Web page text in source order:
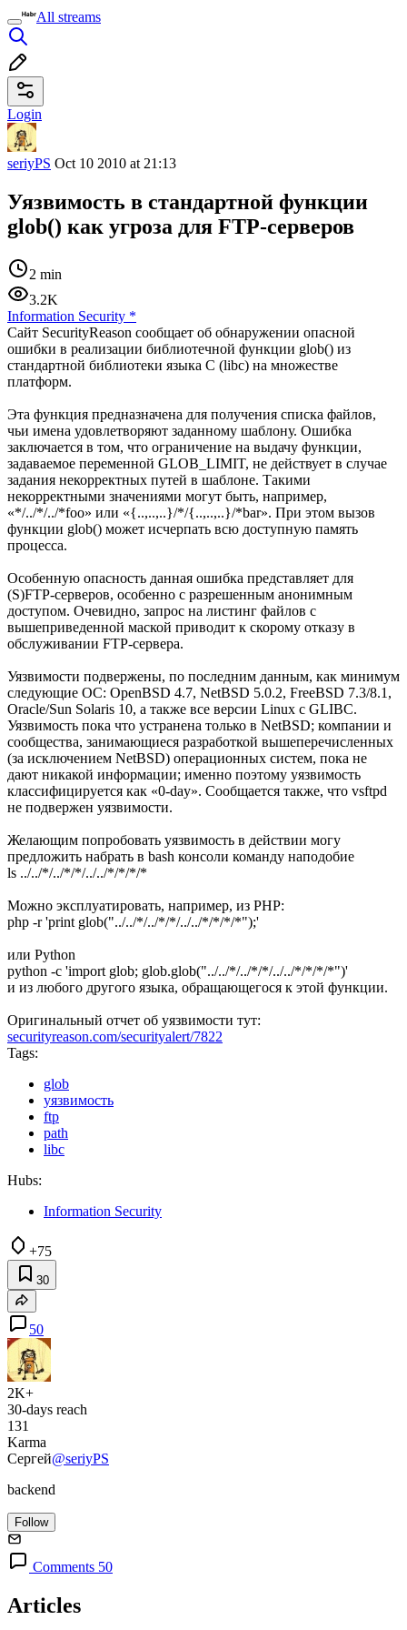
All streams
Login
seriyPS Oct 10 2010 at 21:13
Уязвимость в стандартной функции
glob() как угроза для FTP-серверов
2 min
3.2K
Information Security *
Сайт SecurityReason сообщает об обнаружении опасной
ошибки в реализации библиотечной функции glob() из
стандартной библиотеки языка C (libc) на множестве
платформ.
Эта функция предназначена для получения списка файлов,
чьи имена удовлетворяют заданному шаблону. Ошибка
заключается в том, что ограничение на выдачу функции,
задаваемое переменной GLOB_LIMIT, не действует в случае
задания некорректных путей в шаблоне. Такими
некорректными значениями могут быть, например,
«*/../*/../*foo» или «{..,..,..}/*/{..,..,..}/*bar». При этом вызов
функции glob() может исчерпать всю доступную память
процесса.
Особенную опасность данная ошибка представляет для
(S)FTP-серверов, особенно с разрешенным анонимным
доступом. Очевидно, запрос на листинг файлов с
вышеприведенной маской приводит к скорому отказу в
обслуживании FTP-сервера.
Уязвимости подвержены, по последним данным, как минимум
следующие ОС: OpenBSD 4.7, NetBSD 5.0.2, FreeBSD 7.3/8.1,
Oracle/Sun Solaris 10, а также все версии Linux с GLIBC.
Уязвимость пока что устранена только в NetBSD; компании и
сообщества, занимающиеся разработкой вышеперечисленных
(за исключением NetBSD) операционных систем, пока не
дают никакой информации; именно поэтому уязвимость
классифицируется как «0-day». Сообщается также, что vsftpd
не подвержен уязвимости.
Желающим попробовать уязвимость в действии могу
предложить набрать в bash консоли команду наподобие
ls ../../*/../*/*/../../*/*/*/*
Можно эксплуатировать, например, из PHP:
php -r 'print glob("../../*/../*/*/../../*/*/*/*");'
или Python
python -c 'import glob; glob.glob("../../*/../*/*/../../*/*/*/*")'
и из любого другого языка, обращающегося к этой функции.
Оригинальный отчет об уязвимости тут:
securityreason.com/securityalert/7822
Tags:
glob
уязвимость
ftp
path
libc
Hubs:
Information Security
+75
30
50
2K+
30-days reach
131
Karma
Сергей@seriyPS
backend
Follow
Comments 50
Articles